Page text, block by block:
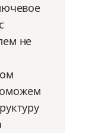
не